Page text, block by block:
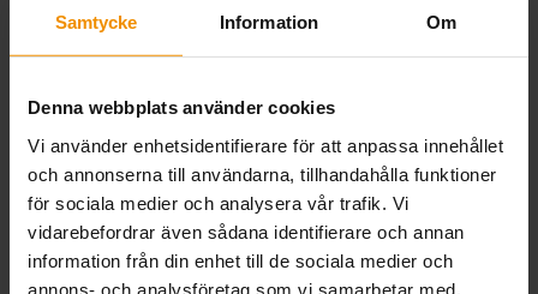
Samtycke Information Om
Denna webbplats använder cookies
Vi använder enhetsidentifierare för att anpassa innehållet
och annonserna till användarna, tillhandahålla funktioner
för sociala medier och analysera vår trafik. Vi
vidarebefordrar även sådana identifierare och annan
information från din enhet till de sociala medier och
annons- och analysföretag som vi samarbetar med.
Fler nyheter